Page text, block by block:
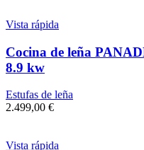
Vista rápida
Cocina de leña
8.9 kw
Estufas de leña
2.499,00 €
Vista rápida